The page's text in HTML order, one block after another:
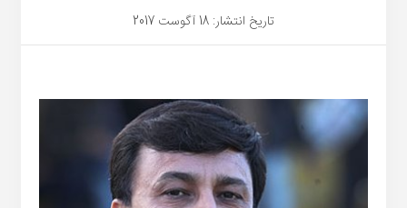
تاریخ انتشار: 18 آگوست 2017